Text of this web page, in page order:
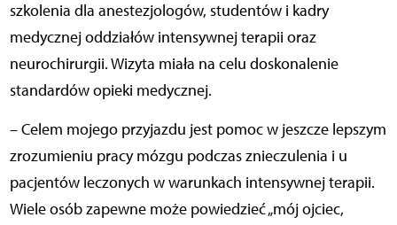
szkolenia dla anestezjologów, studentów i kadry
medycznej oddziałów intensywnej terapii oraz
neurochirurgii. Wizyta miała na celu doskonalenie
standardów opieki medycznej.
– Celem mojego przyjazdu jest pomoc w jeszcze lepszym
zrozumieniu pracy mózgu podczas znieczulenia i u
pacjentów leczonych w warunkach intensywnej terapii.
Wiele osób zapewne może powiedzieć „mój ojciec,